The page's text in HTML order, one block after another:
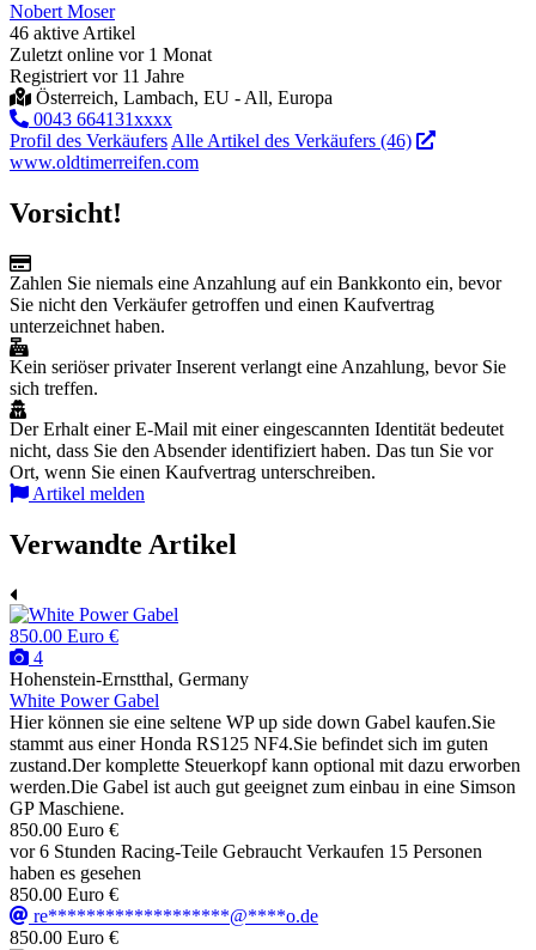
Nobert Moser
46 aktive Artikel
Zuletzt online vor 1 Monat
Registriert vor 11 Jahre
Österreich, Lambach, EU - All, Europa
0043 664131xxxx
Profil des Verkäufers Alle Artikel des Verkäufers (46)
www.oldtimerreifen.com
Vorsicht!
Zahlen Sie niemals eine Anzahlung auf ein Bankkonto ein, bevor
Sie nicht den Verkäufer getroffen und einen Kaufvertrag
unterzeichnet haben.
Kein seriöser privater Inserent verlangt eine Anzahlung, bevor Sie
sich treffen.
Der Erhalt einer E-Mail mit einer eingescannten Identität bedeutet
nicht, dass Sie den Absender identifiziert haben. Das tun Sie vor
Ort, wenn Sie einen Kaufvertrag unterschreiben.
Artikel melden
Verwandte Artikel
850.00 Euro €
4
Hohenstein-Ernstthal, Germany
White Power Gabel
Hier können sie eine seltene WP up side down Gabel kaufen.Sie
stammt aus einer Honda RS125 NF4.Sie befindet sich im guten
zustand.Der komplette Steuerkopf kann optional mit dazu erworben
werden.Die Gabel ist auch gut geeignet zum einbau in eine Simson
GP Maschiene.
850.00 Euro €
vor 6 Stunden Racing-Teile Gebraucht Verkaufen 15 Personen
haben es gesehen
850.00 Euro €
re*******************@****o.de
850.00 Euro €